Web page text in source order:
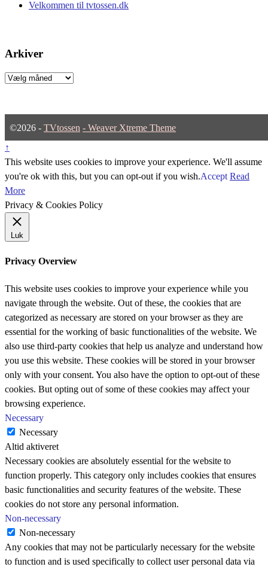
Velkommen til tvtossen.dk
Arkiver
Arkiver
©2026 - TVtossen - Weaver Xtreme Theme
↑
This website uses cookies to improve your experience. We'll assume
you're ok with this, but you can opt-out if you wish.Accept Read
More
Privacy & Cookies Policy
Luk
Privacy Overview
This website uses cookies to improve your experience while you
navigate through the website. Out of these, the cookies that are
categorized as necessary are stored on your browser as they are
essential for the working of basic functionalities of the website. We
also use third-party cookies that help us analyze and understand how
you use this website. These cookies will be stored in your browser
only with your consent. You also have the option to opt-out of these
cookies. But opting out of some of these cookies may affect your
browsing experience.
Necessary
Necessary
Altid aktiveret
Necessary cookies are absolutely essential for the website to
function properly. This category only includes cookies that ensures
basic functionalities and security features of the website. These
cookies do not store any personal information.
Non-necessary
Non-necessary
Any cookies that may not be particularly necessary for the website
to function and is used specifically to collect user personal data via